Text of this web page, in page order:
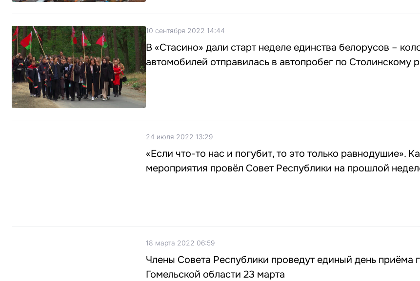
10 сентября 2022 14:44
В «Стасино» дали старт неделе единства белорусов –
автомобилей отправилась в автопробег по Столинскому
24 июля 2022 13:29
«Если что-то нас и погубит, то это только равнодушие».
мероприятия провёл Совет Республики на прошлой
18 марта 2022 06:59
Члены Совета Республики проведут единый день приёма
Гомельской области 23 марта